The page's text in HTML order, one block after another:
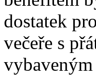
dostatek
večeře s